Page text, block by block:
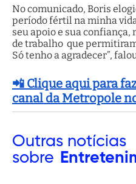
No comunicado, Boris
período fértil na minha
seu apoio e sua
de trabalho que
Só tenho a agradecer”,
📲 Clique aqui para
canal da Metropole
Outras notícias
sobre